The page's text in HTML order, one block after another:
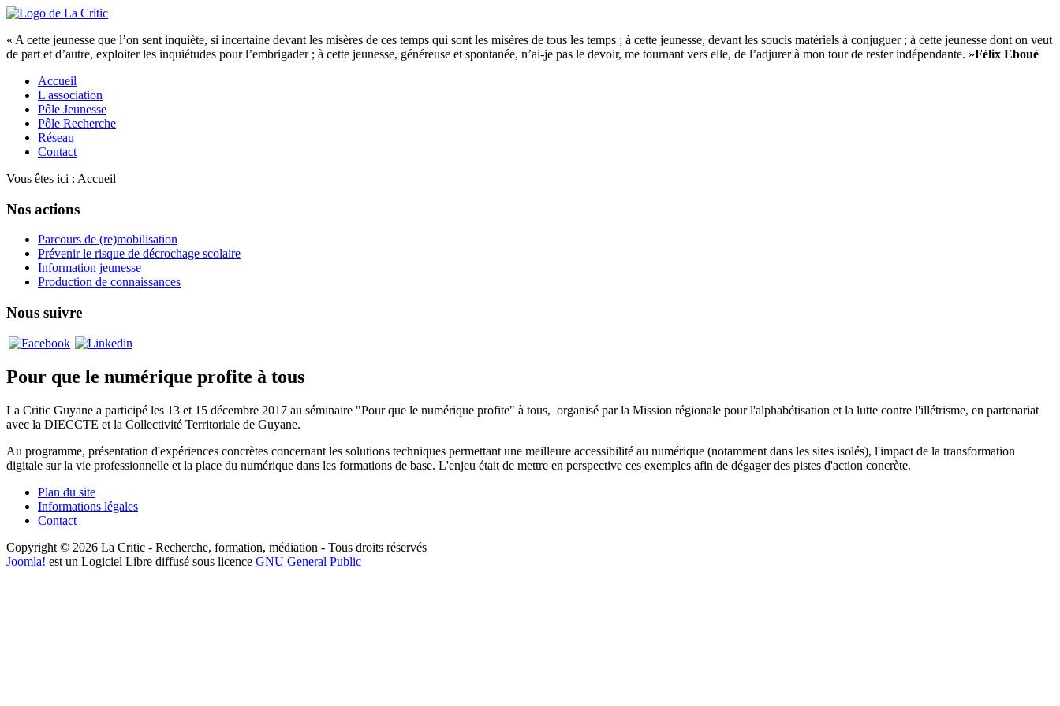
« A cette jeunesse que l’on sent inquiète, si incertaine devant les misères de ces temps qui sont les misères de tous les temps ; à cette jeunesse, devant les soucis matériels à conjuguer ; à cette jeunesse dont on veut
de part et d’autre, exploiter les inquiétudes pour l’embrigader ; à cette jeunesse, généreuse et spontanée, n’ai-je pas le devoir, me tournant vers elle, de l’adjurer à mon tour de rester indépendante. »Félix Eboué
Accueil
L'association
Pôle Jeunesse
Pôle Recherche
Réseau
Contact
Vous êtes ici : Accueil
Nos actions
Parcours de (re)mobilisation
Prévenir le risque de décrochage scolaire
Information jeunesse
Production de connaissances
Nous suivre
Pour que le numérique profite à tous
La Critic Guyane a participé les 13 et 15 décembre 2017 au séminaire "Pour que le numérique profite" à tous, organisé par la Mission régionale pour l'alphabétisation et la lutte contre l'illétrisme, en partenariat
avec la DIECCTE et la Collectivité Territoriale de Guyane.
Au programme, présentation d'expériences concrètes concernant les solutions techniques permettant une meilleure accessibilité au numérique (notamment dans les sites isolés), l'impact de la transformation
digitale sur la vie professionnelle et la place du numérique dans les formations de base. L'enjeu était de mettre en perspective ces exemples afin de dégager des pistes d'action concrète.
Plan du site
Informations légales
Contact
Copyright © 2026 La Critic - Recherche, formation, médiation - Tous droits réservés
Joomla! est un Logiciel Libre diffusé sous licence GNU General Public